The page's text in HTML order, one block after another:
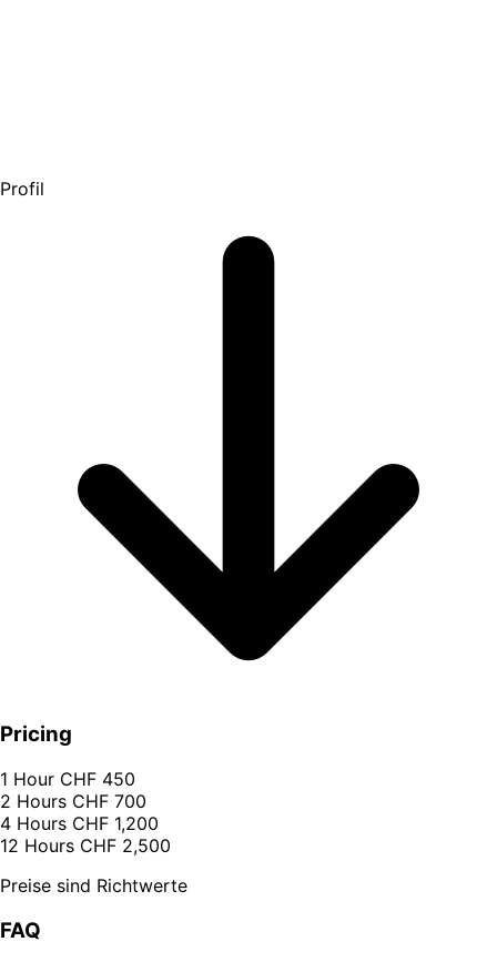
Profil
Pricing
1 Hour CHF 450
2 Hours CHF 700
4 Hours CHF 1,200
12 Hours CHF 2,500
Preise sind Richtwerte
FAQ